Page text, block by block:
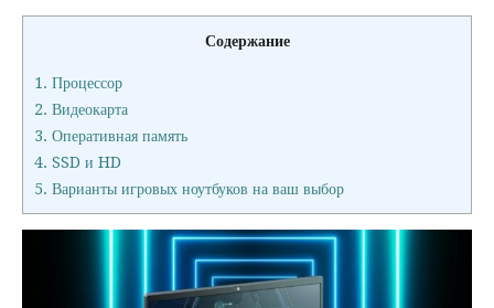
Содержание
1. Процессор
2. Видеокарта
3. Оперативная память
4. SSD и HD
5. Варианты игровых ноутбуков на ваш выбор